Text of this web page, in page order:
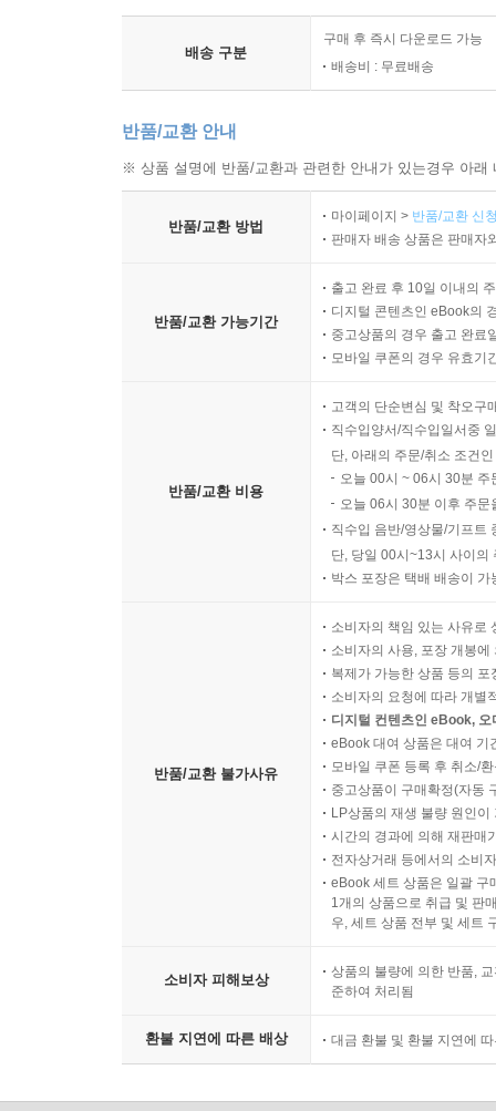
배송 구분
구매 후 즉시 다운로드 가능
배송비 : 무료배송
반품/교환 안내
※ 상품 설명에 반품/교환과 관련한 안내가 있는경우 아
반품/교환 방법
마이페이지 > 반품/교환 신
판매자 배송 상품은 판매자
반품/교환 가능기간
출고 완료 후 10일 이내의
디지털 콘텐츠인 eBook의
중고상품의 경우 출고 완료
모바일 쿠폰의 경우 유효기
반품/교환 비용
고객의 단순변심 및 착오구
직수입양서/직수입일서중
단, 아래의 주문/취소 조건
오늘 00시 ~ 06시 30분
오늘 06시 30분 이후 주
직수입 음반/영상물/기프트
단, 당일 00시~13시 사이의
박스 포장은 택배 배송이
반품/교환 불가사유
소비자의 책임 있는 사유로
소비자의 사용, 포장 개봉
복제가 가능한 상품 등의
소비자의 요청에 따라 개별
디지털 컨텐츠인 eBook,
eBook 대여 상품은 대여 기
모바일 쿠폰 등록 후 취소/
중고상품이 구매확정(자동
LP상품의 재생 불량 원인
시간의 경과에 의해 재판매
전자상거래 등에서의 소비
eBook 세트 상품은 일괄 구
1개의 상품으로 취급 및 판
우, 세트 상품 전부 및 세트
소비자 피해보상
상품의 불량에 의한 반품,
준하여 처리됨
환불 지연에 따른 배상 대금 환불 및 환불 지연에